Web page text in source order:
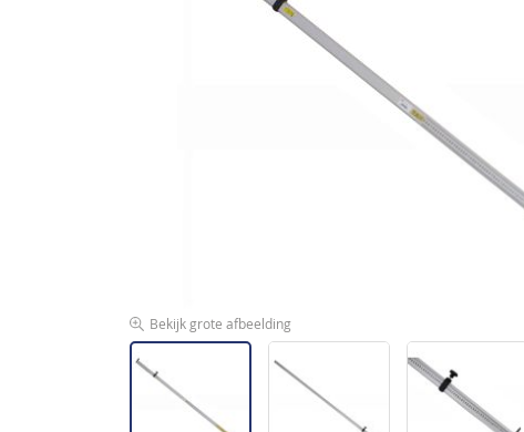
Bekijk grote afbeelding